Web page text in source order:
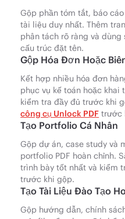
Gộp phần tóm tắt, báo
tài liệu duy nhất. Thêm
phân tách rõ ràng và
cấu trúc đặt tên.
Gộp Hóa Đơn Hoặc
Kết hợp nhiều hóa đơn
phục vụ kế toán hoặc khai
kiểm tra đầy đủ trước khi
công cụ Unlock PDF trước
Tạo Portfolio Cá Nhân
Gộp dự án, case study và
portfolio PDF hoàn chỉnh.
trình bày tốt nhất và kiểm
trước khi gộp.
Tạo Tài Liệu Đào Tạo
Gộp hướng dẫn, chính